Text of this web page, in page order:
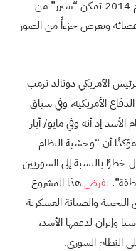
التي التقطها للضحايا، في شهر تموز/ يوليو عام 2014 تمكن “سيزر” من
ويعرض جزءاً من الصور
الأمريكي دونالد ترمب
الأمريكية، وفي سياق
إذ أنه وفي مايو/ أيار
أن “وحشية النظام
خطرًا بالنسبة إلى السوريين
يفرضهذا المشروع
والصيانة العسكرية
وإيران لدعمها الأسد،
السوري.